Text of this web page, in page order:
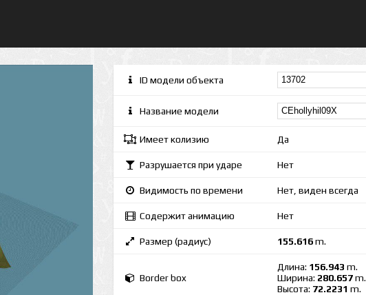
ID модели объекта
Название модели
Имеет колизию Да
Разрушается при ударе Нет
Видимость по времени Нет, виден всегда
Содержит анимацию Нет
Размер (радиус) 155.616m.
Border box
Длина: 156.943 m.
Ширина: 280.657m.
Высота: 72.2231 m.